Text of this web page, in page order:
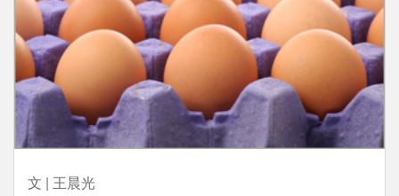
文 | 王晨光